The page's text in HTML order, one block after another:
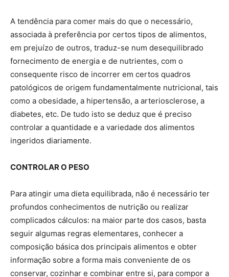
A tendência para comer mais do que o necessário,
associada à preferência por certos tipos de alimentos,
em prejuízo de outros, traduz-se num desequilibrado
fornecimento de energia e de nutrientes, com o
consequente risco de incorrer em certos quadros
patológicos de origem fundamentalmente nutricional, tais
como a obesidade, a hipertensão, a arteriosclerose, a
diabetes, etc. De tudo isto se deduz que é preciso
controlar a quantidade e a variedade dos alimentos
ingeridos diariamente.
CONTROLAR O PESO
Para atingir uma dieta equilibrada, não é necessário ter
profundos conhecimentos de nutrição ou realizar
complicados cálculos: na maior parte dos casos, basta
seguir algumas regras elementares, conhecer a
composição básica dos principais alimentos e obter
informação sobre a forma mais conveniente de os
conservar, cozinhar e combinar entre si, para compor a